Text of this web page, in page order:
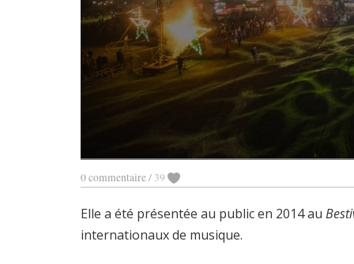
0 commentaire/ 39
Elle a été présentée au public en 2014 au
internationaux de musique.